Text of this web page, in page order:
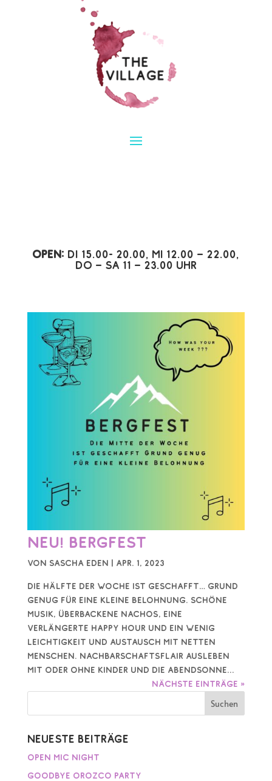
Open: Di 15.00- 20.00, Mi 12.00 – 22.00,
Do – Sa 11 – 23.00 Uhr
NEU! Bergfest
von Sascha Eden | Apr. 1, 2023
Die Hälfte der Woche ist geschafft… Grund
genug für eine kleine Belohnung. Schöne
Musik, überbackene Nachos, eine
verlängerte Happy Hour und ein wenig
Leichtigkeit und Austausch mit netten
Menschen. Nachbarschaftsflair ausleben
mit oder ohne Kinder und die Abendsonne...
Nächste Einträge »
Neueste Beiträge
Open Mic Night
Goodbye Orozco Party